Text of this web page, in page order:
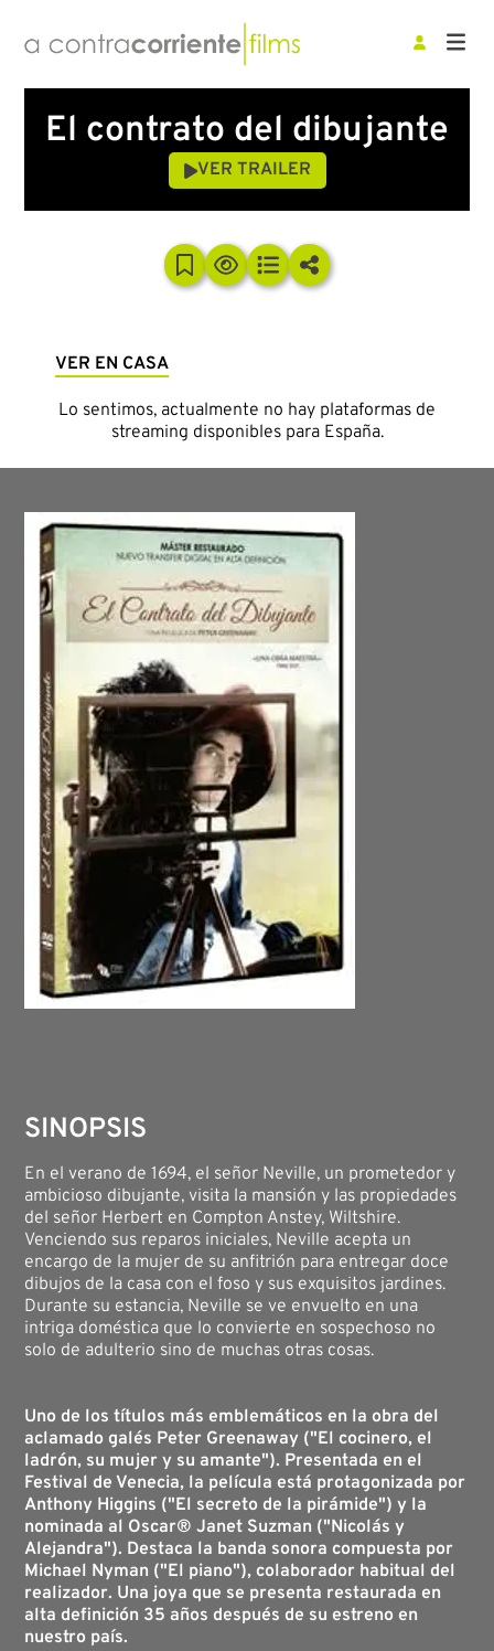
El contrato del dibujante
VER TRAILER
VER EN CASA
Lo sentimos, actualmente no hay plataformas de
streaming disponibles para España.
SINOPSIS
En el verano de 1694, el señor Neville, un prometedor y
ambicioso dibujante, visita la mansión y las propiedades
del señor Herbert en Compton Anstey, Wiltshire.
Venciendo sus reparos iniciales, Neville acepta un
encargo de la mujer de su anfitrión para entregar doce
dibujos de la casa con el foso y sus exquisitos jardines.
Durante su estancia, Neville se ve envuelto en una
intriga doméstica que lo convierte en sospechoso no
solo de adulterio sino de muchas otras cosas.
Uno de los títulos más emblemáticos en la obra del
aclamado galés Peter Greenaway ("El cocinero, el
ladrón, su mujer y su amante"). Presentada en el
Festival de Venecia, la película está protagonizada por
Anthony Higgins ("El secreto de la pirámide") y la
nominada al Oscar® Janet Suzman ("Nicolás y
Alejandra"). Destaca la banda sonora compuesta por
Michael Nyman ("El piano"), colaborador habitual del
realizador. Una joya que se presenta restaurada en
alta definición 35 años después de su estreno en
nuestro país.